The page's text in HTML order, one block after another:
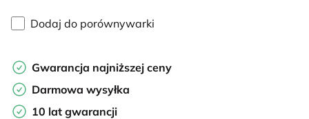
Dodaj do porównywarki
Gwarancja najniższej ceny
Darmowa wysyłka
10 lat gwarancji